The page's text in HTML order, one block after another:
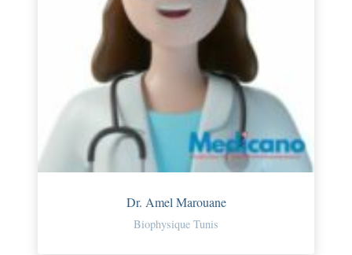
Dr. Amel Marouane
Biophysique Tunis